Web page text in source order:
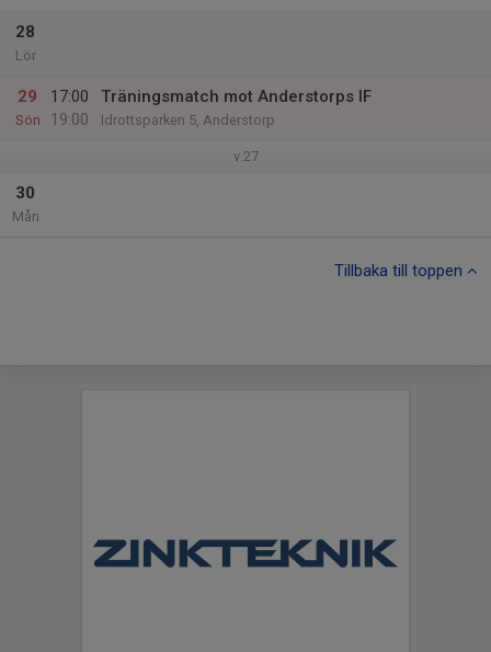
28
Lör
29
Sön
17:00
19:00
Träningsmatch mot Anderstorps IF
Idrottsparken 5, Anderstorp
v.27
30
Mån
Tillbaka till toppen